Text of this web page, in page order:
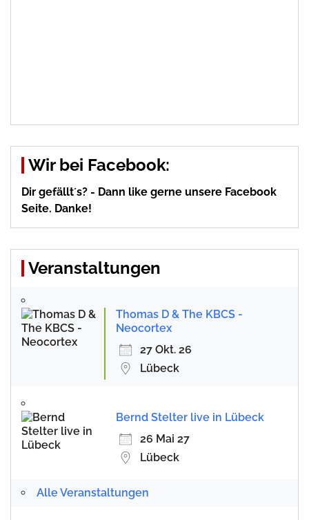
Wir bei Facebook:
Dir gefällt´s? - Dann like gerne unsere Facebook
Seite. Danke!
Veranstaltungen
Thomas D & The KBCS -
Neocortex
27 Okt. 26
Lübeck
Bernd Stelter live in Lübeck
26 Mai 27
Lübeck
Alle Veranstaltungen